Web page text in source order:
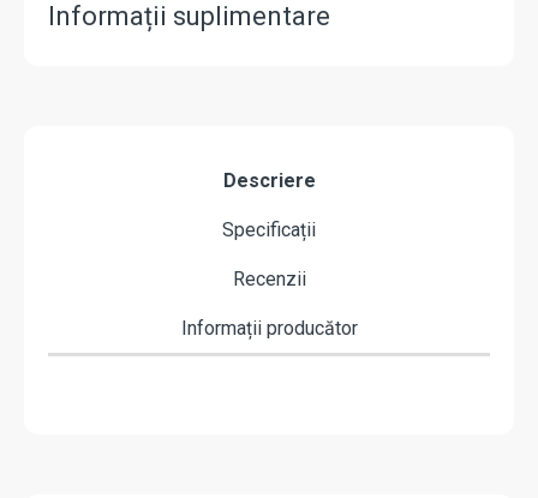
Informații suplimentare
Descriere
Specificații
Recenzii
Informații producător